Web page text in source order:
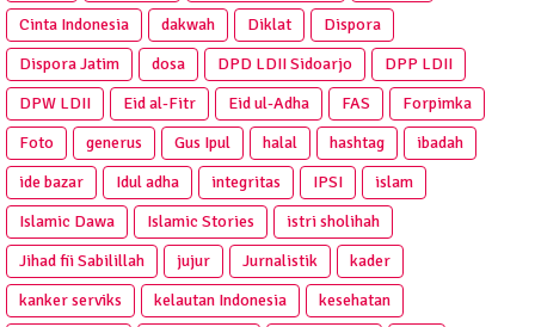
Cinta Indonesia
dakwah Diklat
Dispora
Dispora Jatim
dosa DPD LDII Sidoarjo
DPP LDII
DPW LDII
Eid al-Fitr Eid ul-Adha FAS
Forpimka
Foto
generus Gus Ipul halal hashtag
ibadah
ide bazar
Idul adha integritas IPSI
islam
Islamic Dawa
Islamic Stories
istri sholihah
Jihad fii Sabilillah
jujur Jurnalistik
kader
kanker serviks
kelautan Indonesia
kesehatan